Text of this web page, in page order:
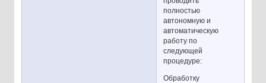
полностью
автономную и
автоматическую
работу по
следующей
процедуре:
Обработку